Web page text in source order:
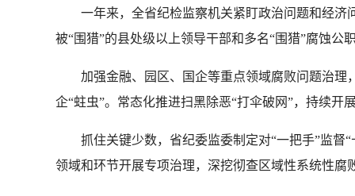
一年来，全省纪检监察机关紧盯政治问题和经济
被“围猎”的县处级以上领导干部和多名“围猎”腐蚀公
加强金融、园区、国企等重点领域腐败问题治理
企“蛀虫”。常态化推进扫黑除恶“打伞破网”，持续
抓住关键少数，省纪委监委制定对“一把手”监督
领域和环节开展专项治理，深挖彻查区域性系统性